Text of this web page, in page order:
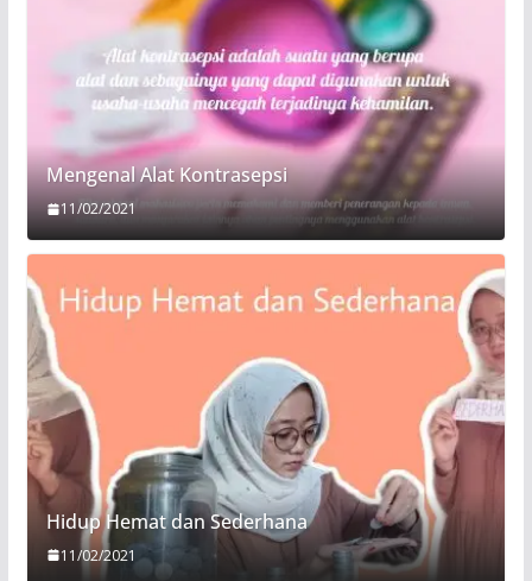
Mengenal Alat Kontrasepsi
11/02/2021
Hidup Hemat dan Sederhana
11/02/2021